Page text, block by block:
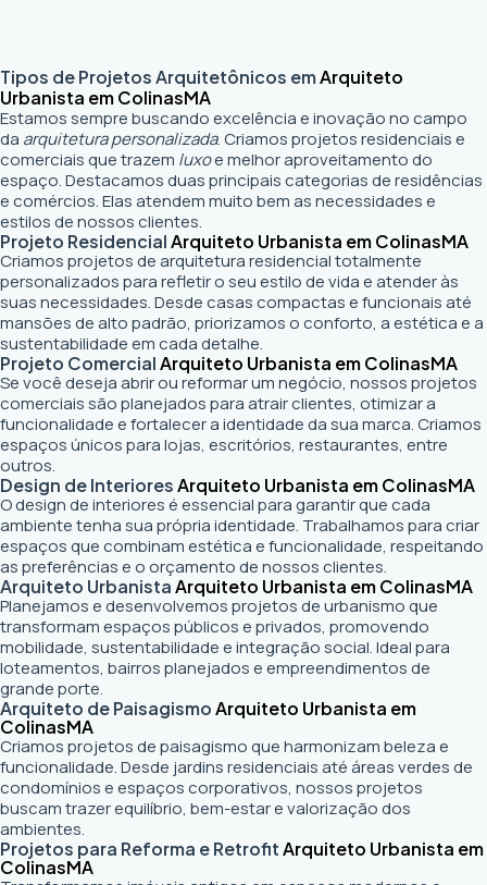
Tipos de Projetos Arquitetônicos emArquiteto
Urbanista em ColinasMA
Estamos sempre buscando excelência e inovação no campo
da arquitetura personalizada. Criamos projetos residenciais e
comerciais que trazem luxoe melhor aproveitamento do
espaço. Destacamos duas principais categorias de residências
e comércios. Elas atendem muito bem as necessidades e
estilos de nossos clientes.
Projeto ResidencialArquiteto Urbanista em ColinasMA
Criamos projetos de arquitetura residencial totalmente
personalizados para refletir o seu estilo de vida e atender às
suas necessidades. Desde casas compactas e funcionais até
mansões de alto padrão, priorizamos o conforto, a estética e a
sustentabilidade em cada detalhe.
Projeto ComercialArquiteto Urbanista em ColinasMA
Se você deseja abrir ou reformar um negócio, nossos projetos
comerciais são planejados para atrair clientes, otimizar a
funcionalidade e fortalecer a identidade da sua marca. Criamos
espaços únicos para lojas, escritórios, restaurantes, entre
outros.
Design de InterioresArquiteto Urbanista em ColinasMA
O design de interiores é essencial para garantir que cada
ambiente tenha sua própria identidade. Trabalhamos para criar
espaços que combinam estética e funcionalidade, respeitando
as preferências e o orçamento de nossos clientes.
Arquiteto UrbanistaArquiteto Urbanista em ColinasMA
Planejamos e desenvolvemos projetos de urbanismo que
transformam espaços públicos e privados, promovendo
mobilidade, sustentabilidade e integração social. Ideal para
loteamentos, bairros planejados e empreendimentos de
grande porte.
Arquiteto de PaisagismoArquiteto Urbanista em
ColinasMA
Criamos projetos de paisagismo que harmonizam beleza e
funcionalidade. Desde jardins residenciais até áreas verdes de
condomínios e espaços corporativos, nossos projetos
buscam trazer equilíbrio, bem-estar e valorização dos
ambientes.
Projetos para Reforma e RetrofitArquiteto Urbanista em
ColinasMA